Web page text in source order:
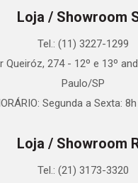
Loja / Showroom
Tel.: (11) 3227-1299
Queiróz, 274 - 12º e 13º
Paulo/SP
Segunda a Sexta:
Loja / Showroom
Tel.: (21) 3173-3320